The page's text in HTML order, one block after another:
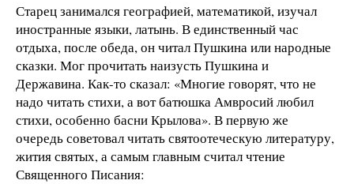
Старец занимался географией, математикой, изучал
иностранные языки, латынь. В единственный час
отдыха, после обеда, он читал Пушкина или народные
сказки. Мог прочитать наизусть Пушкина и
Державина. Как-то сказал: «Многие говорят, что не
надо читать стихи, а вот батюшка Амвросий любил
стихи, особенно басни Крылова». В первую же
очередь советовал читать святоотеческую литературу,
жития святых, а самым главным считал чтение
Священного Писания: